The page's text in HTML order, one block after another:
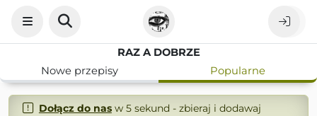
RAZ A DOBRZE
Nowe przepisy
Popularne
Dołącz do nasw 5 sekund - zbieraj i dodawaj